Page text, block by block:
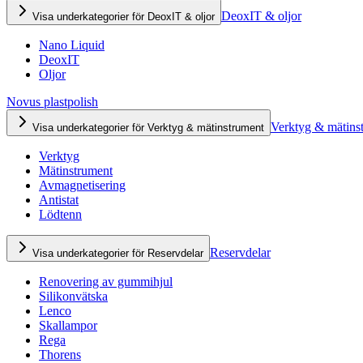
Visa underkategorier för DeoxIT & oljor DeoxIT & oljor
Nano Liquid
DeoxIT
Oljor
Novus plastpolish
Visa underkategorier för Verktyg & mätinstrument Verktyg &
Verktyg
Mätinstrument
Avmagnetisering
Antistat
Lödtenn
Visa underkategorier för Reservdelar Reservdelar
Renovering av gummihjul
Silikonvätska
Lenco
Skallampor
Rega
Thorens